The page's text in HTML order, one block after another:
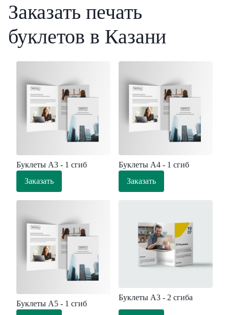
Заказать печать
буклетов в Казани
Буклеты А3 - 1 сгиб
Заказать
Буклеты А4 - 1 сгиб
Заказать
Буклеты А5 - 1 сгиб
Буклеты А3 - 2 сгиба